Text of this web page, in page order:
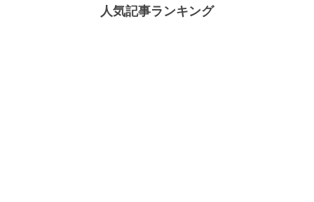
人気記事ランキング